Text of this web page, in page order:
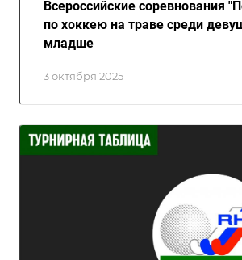
3 октября 2025
Всероссийские соревнования
по хоккею на траве среди
младше